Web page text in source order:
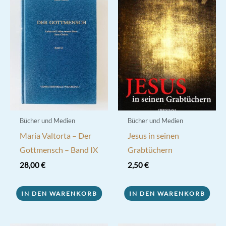
Bücher und Medien
Maria Valtorta – Der
Gottmensch – Band IX
28,00€
IN DEN WARENKORB
Bücher und Medien
Jesus in seinen
Grabtüchern
2,50€
IN DEN WARENKORB